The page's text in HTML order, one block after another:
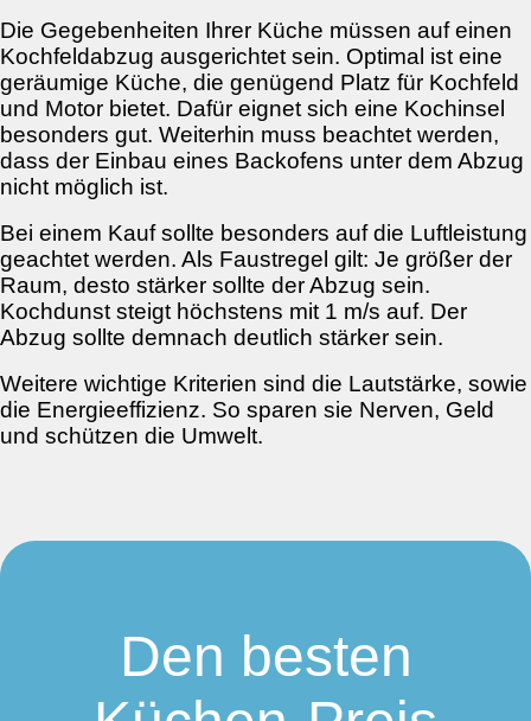
Die Gegebenheiten Ihrer Küche müssen auf einen
Kochfeldabzug ausgerichtet sein. Optimal ist eine
geräumige Küche, die genügend Platz für Kochfeld
und Motor bietet. Dafür eignet sich eine Kochinsel
besonders gut. Weiterhin muss beachtet werden,
dass der Einbau eines Backofens unter dem Abzug
nicht möglich ist.
Bei einem Kauf sollte besonders auf die Luftleistung
geachtet werden. Als Faustregel gilt: Je größer der
Raum, desto stärker sollte der Abzug sein.
Kochdunst steigt höchstens mit 1 m/s auf. Der
Abzug sollte demnach deutlich stärker sein.
Weitere wichtige Kriterien sind die Lautstärke, sowie
die Energieeffizienz. So sparen sie Nerven, Geld
und schützen die Umwelt.
Den besten